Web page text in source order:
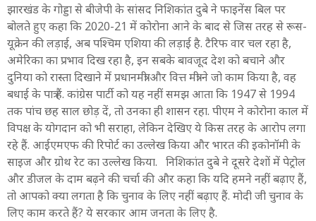
झारखंड के गोड्डा से बीजेपी के सांसद निशिकांत दुबे ने फाइनेंस बिल पर
बोलते हुए कहा कि 2020-21 में कोरोना आने के बाद से जिस तरह से रूस-
यूक्रेन की लड़ाई, अब पश्चिम एशिया की लड़ाई है. टैरिफ वार चल रहा है,
अमेरिका का प्रभाव दिख रहा है, इन सबके बावजूद देश को बचाने और
दुनिया को रास्ता दिखाने में प्रधानमंत्री और वित्त मंत्री ने जो काम किया है, वह
बधाई के पात्र हैं. कांग्रेस पार्टी को यह नहीं समझ आता कि 1947 से 1994
तक पांच छह साल छोड़ दें, तो उनका ही शासन रहा. पीएम ने कोरोना काल में
विपक्ष के योगदान को भी सराहा, लेकिन देखिए ये किस तरह के आरोप लगा
रहे हैं. आईएमएफ की रिपोर्ट का उल्लेख किया और भारत की इकोनॉमी के
साइज और ग्रोथ रेट का उल्लेख किया. निशिकांत दुबे ने दूसरे देशों में पेट्रोल
और डीजल के दाम बढ़ने की चर्चा की और कहा कि यदि हमने नहीं बढ़ाए हैं,
तो आपको क्या लगता है कि चुनाव के लिए नहीं बढ़ाए हैं. मोदी जी चुनाव के
लिए काम करते हैं? ये सरकार आम जनता के लिए है.